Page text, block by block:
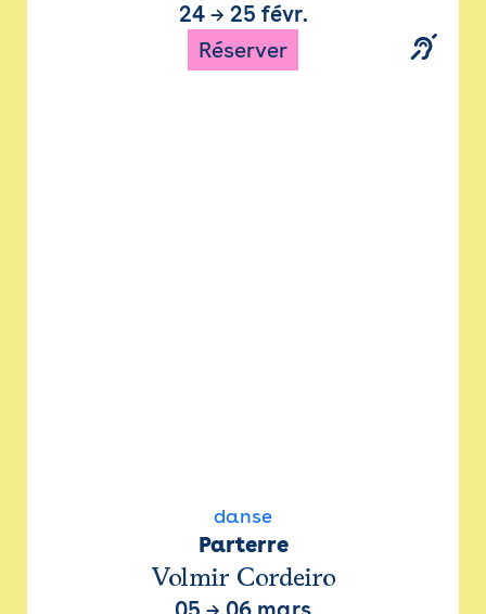
24→ 25 févr.
Réserver
danse
Parterre
Volmir Cordeiro